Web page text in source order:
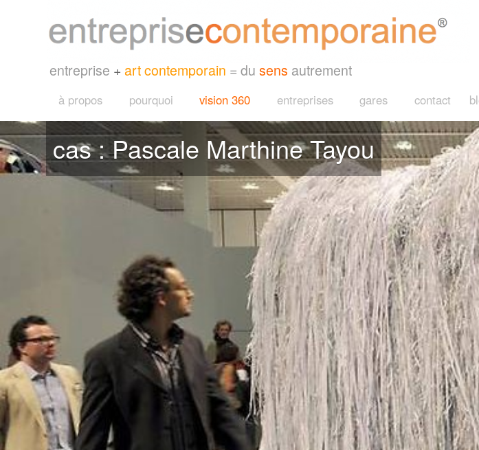
entreprise + art contemporain = du sens autrement
à propos pourquoi vision 360 entreprises gares contact
cas : Pascale Marthine Tayou